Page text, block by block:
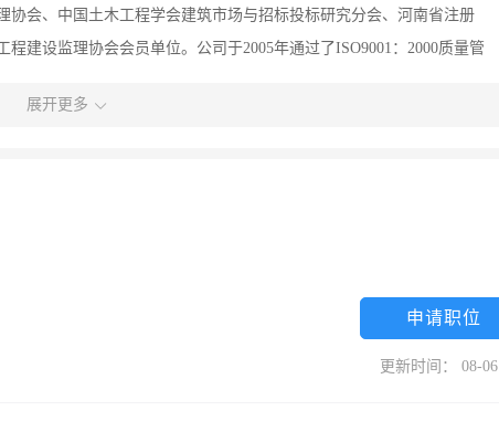
会、中国土木工程学会建筑市场与招标投标研究分会、河南省注册
建设监理协会会员单位。公司于2005年通过了ISO9001：2000质量管
构诚信4A级和2014年度全国招标代理诚信先进单位，河南省招标代理
丰富、专业齐全、结构合理的建设工程管理队伍，中高级技术职称
设项目的监理、造价管理和招标代理等工作。公司建有评标专家人
各项规章制度健全完善，形成了严格规范的工作管理程序、科学严
展开更多
申请职位
更新时间： 08-06